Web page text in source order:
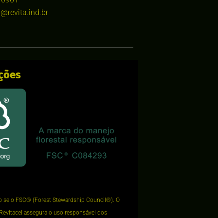
selo FSC®️ (Forest Stewardship Council®️). O
assegura o uso responsável dos